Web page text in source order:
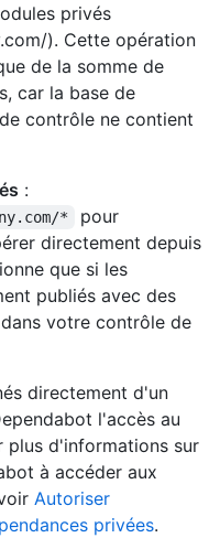
privés
). Cette opération
de la somme de
car la base de
contrôle ne contient
:
*
pour
directement depuis
que si les
publiés avec des
votre contrôle de
directement d'un
l'accès au
plus d'informations sur
à accéder aux
Autoriser
privées.